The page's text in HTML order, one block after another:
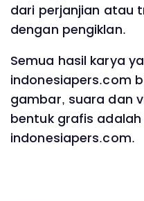
dari perjanjian atau
dengan pengiklan.
Semua hasil karya
indonesiapers.com
gambar, suara dan
bentuk grafis
indonesiapers.com.